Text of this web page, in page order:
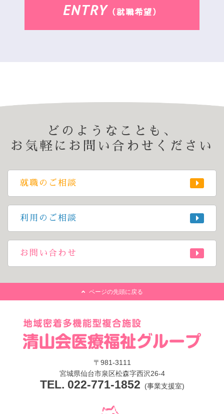
ENTRY （就職希望）
どのようなことも、
お気軽にお問い合わせください
就職のご相談
利用のご相談
お問い合わせ
ページの先頭に戻る
〒981-3111
宮城県仙台市泉区松森字西沢26-4
TEL. 022-771-1852 (事業支援室)